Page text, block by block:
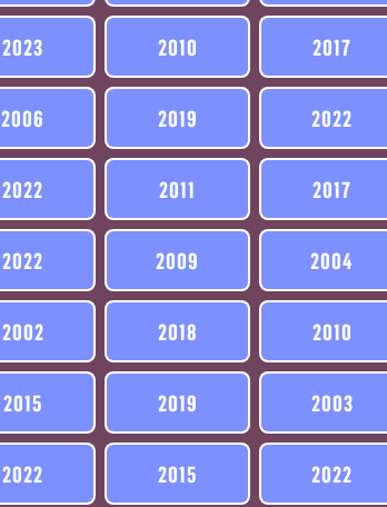
2023 2010 2017
2006 2019 2022
2022 2011 2017
2022 2009 2004
2002 2018 2010
2015 2019 2003
2022 2015 2022